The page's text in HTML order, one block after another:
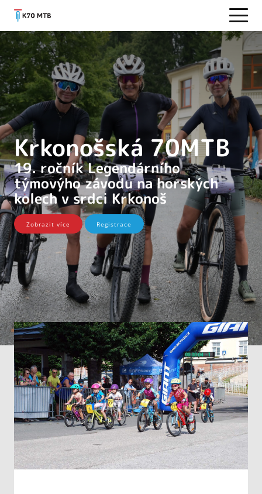
Krkonošská 70MTB
19. ročník Legendárního
týmovýho závodu na horských
kolech v srdci Krkonoš
Zobrazit více Registrace